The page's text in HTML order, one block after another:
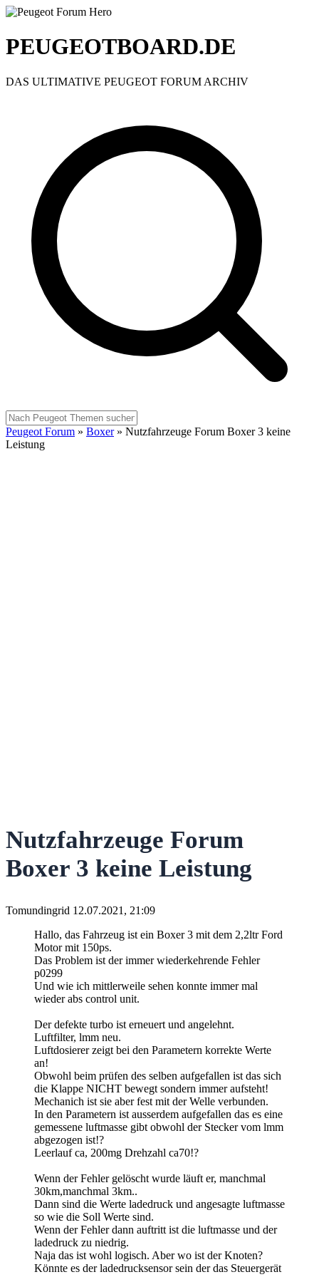
PEUGEOTBOARD.DE
DAS ULTIMATIVE PEUGEOT FORUM ARCHIV
Peugeot Forum » Boxer » Nutzfahrzeuge Forum Boxer 3 keine
Leistung
Nutzfahrzeuge Forum
Boxer 3 keine Leistung
Tomundingrid 12.07.2021, 21:09
Hallo, das Fahrzeug ist ein Boxer 3 mit dem 2,2ltr Ford
Motor mit 150ps.
Das Problem ist der immer wiederkehrende Fehler
p0299
Und wie ich mittlerweile sehen konnte immer mal
wieder abs control unit.
Der defekte turbo ist erneuert und angelehnt.
Luftfilter, lmm neu.
Luftdosierer zeigt bei den Parametern korrekte Werte
an!
Obwohl beim prüfen des selben aufgefallen ist das sich
die Klappe NICHT bewegt sondern immer aufsteht!
Mechanich ist sie aber fest mit der Welle verbunden.
In den Parametern ist ausserdem aufgefallen das es eine
gemessene luftmasse gibt obwohl der Stecker vom lmm
abgezogen ist!?
Leerlauf ca, 200mg Drehzahl ca70!?
Wenn der Fehler gelöscht wurde läuft er, manchmal
30km,manchmal 3km..
Dann sind die Werte ladedruck und angesagte luftmasse
so wie die Soll Werte sind.
Wenn der Fehler dann auftritt ist die luftmasse und der
ladedruck zu niedrig.
Naja das ist wohl logisch. Aber wo ist der Knoten?
Könnte es der ladedrucksensor sein der das Steuergerät